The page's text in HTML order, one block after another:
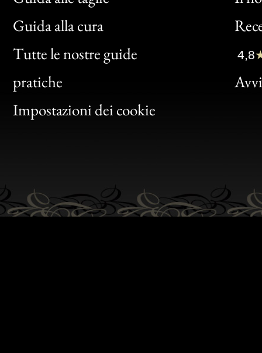
Guida alla cura
Tutte le nostre guide
pratiche
Impostazioni dei cookie
Bon
Clic
Bon
4,8